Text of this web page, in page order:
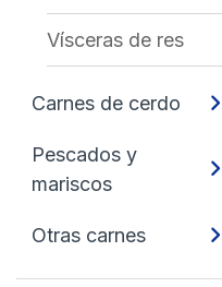
Vísceras de res
Carnes de cerdo
Pescados y
mariscos
Otras carnes